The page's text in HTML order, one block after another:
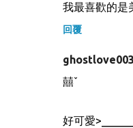
我最喜歡的是
回覆
ghostlove003
囍ˇ
好可愛